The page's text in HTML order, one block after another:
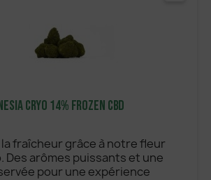
Cryo 14% Frozen CBD
fraîcheur grâce à notre fleur
Des arômes puissants et une
pour une expérience